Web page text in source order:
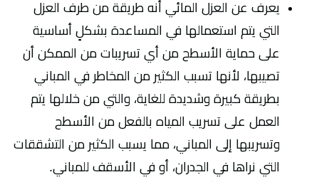
يعرف عن العزل المائي أنه طريقة من طرف العزل
التي يتم استعمالها في المساعدة بشكلٍ أساسية
على حماية الأسطح من أي تسريبات من الممكن أن
تصيبها، لأنها تسبب الكثير من المخاطر في المباني
بطريقة كبيرة وشديدة للغاية، والتي من خلالها يتم
العمل على تسريب المياه بالفعل من الأسطح
وتسريبها إلى المباني، مما يسبب الكثير من التشققات
التي نراها في الجدران، أو في الأسقف للمباني.